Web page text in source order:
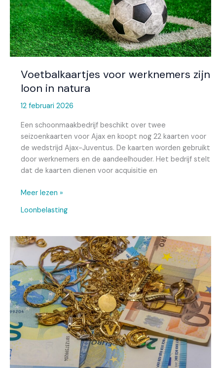
Voetbalkaartjes voor werknemers zijn
loon in natura
12 februari 2026
Een schoonmaakbedrijf beschikt over twee
seizoenkaarten voor Ajax en koopt nog 22 kaarten voor
de wedstrijd Ajax-Juventus. De kaarten worden gebruikt
door werknemers en de aandeelhouder. Het bedrijf stelt
dat de kaarten dienen voor acquisitie en
in
natura
Meer lezen »
Loonbelasting
Hof
akkoord
met
gebruikelijk
loon
van
€
7.500